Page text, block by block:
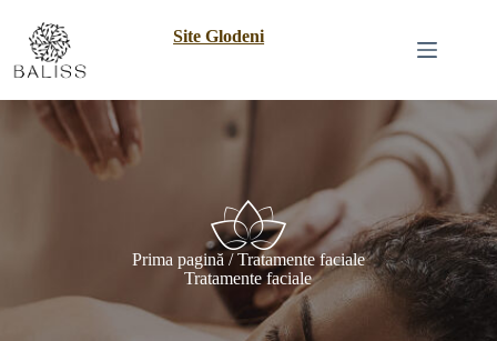
Site Glodeni
Prima pagină / Tratamente faciale
Tratamente faciale